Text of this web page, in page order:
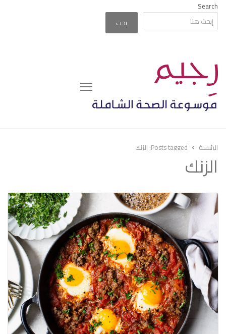
Search
بحث
Menu
الرئيسة Posts tagged: الزنك
الزنك